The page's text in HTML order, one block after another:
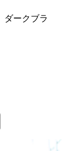
ダークブラ